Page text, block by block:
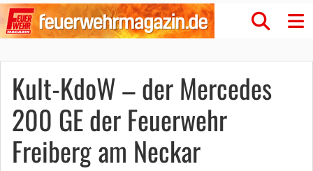
Kult-KdoW – der Mercedes
200 GE der Feuerwehr
Freiberg am Neckar